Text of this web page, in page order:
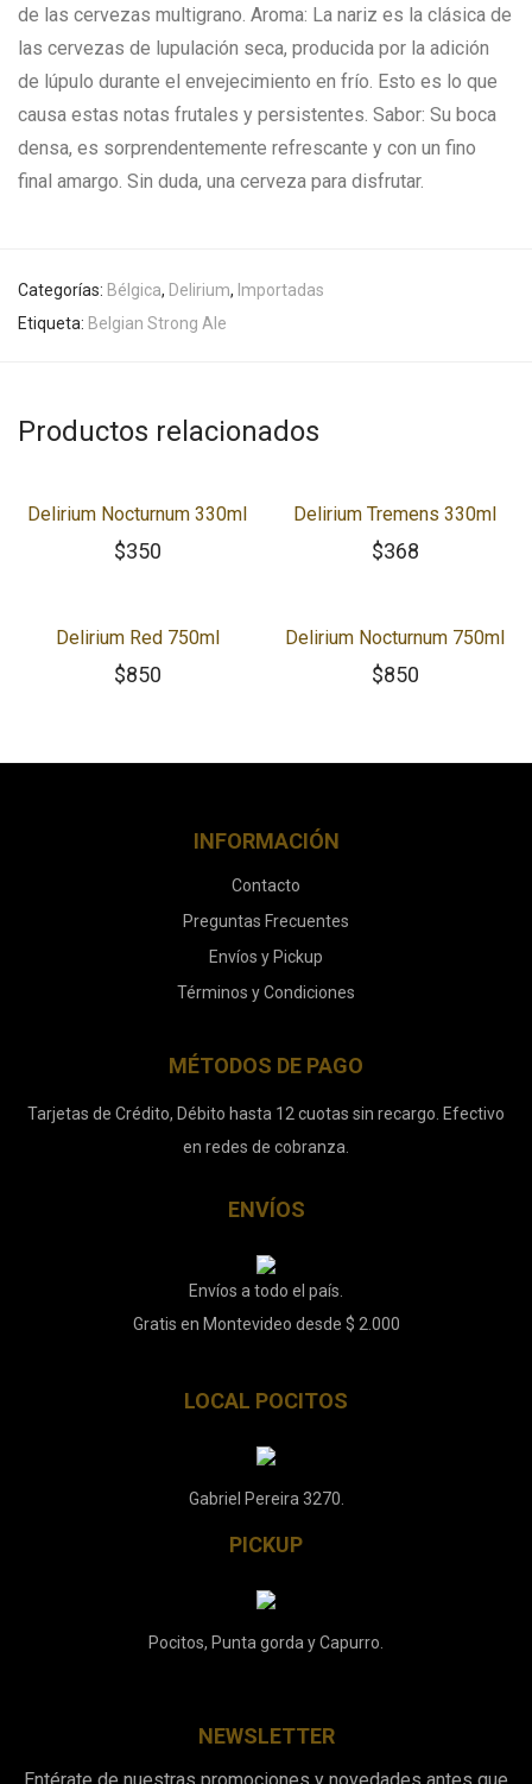
de las cervezas multigrano. Aroma: La nariz es la clásica de
las cervezas de lupulación seca, producida por la adición
de lúpulo durante el envejecimiento en frío. Esto es lo que
causa estas notas frutales y persistentes. Sabor: Su boca
densa, es sorprendentemente refrescante y con un fino
final amargo. Sin duda, una cerveza para disfrutar.
Categorías: Bélgica, Delirium, Importadas
Etiqueta: Belgian Strong Ale
Productos relacionados
Delirium Nocturnum 330ml
$350
Delirium Tremens 330ml
$368
Delirium Red 750ml
$850
Delirium Nocturnum 750ml
$850
INFORMACIÓN
Contacto
Preguntas Frecuentes
Envíos y Pickup
Términos y Condiciones
MÉTODOS DE PAGO
Tarjetas de Crédito, Débito hasta 12 cuotas sin recargo. Efectivo
en redes de cobranza.
ENVÍOS
Envíos a todo el país.
Gratis en Montevideo desde $ 2.000
LOCAL POCITOS
Gabriel Pereira 3270.
PICKUP
Pocitos, Punta gorda y Capurro.
NEWSLETTER